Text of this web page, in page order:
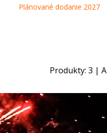
Plánované dodanie 2027
Produkty: 3 |